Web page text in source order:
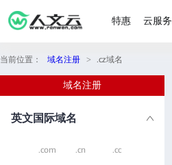
特惠 云服务
当前位置： 域名注册 > .cz域名
域名注册
英文国际域名
.com .cn .cc